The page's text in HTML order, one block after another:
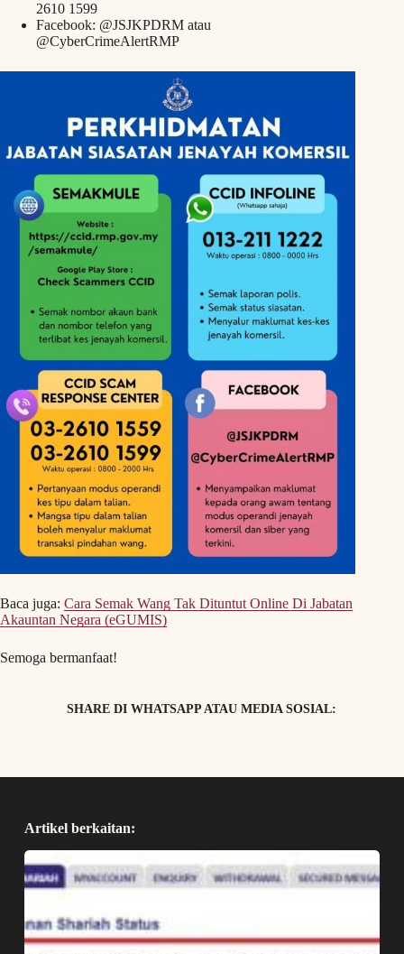
2610 1599
Facebook: @JSJKPDRM atau
@CyberCrimeAlertRMP
Baca juga: Cara Semak Wang Tak Dituntut Online Di Jabatan
Akauntan Negara (eGUMIS)
Semoga bermanfaat!
SHARE DI WHATSAPP ATAU MEDIA SOSIAL:
Artikel berkaitan: